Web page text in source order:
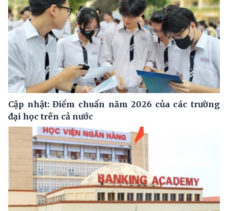
Cập nhật: Điểm chuẩn năm 2026 của các trường
đại học trên cả nước